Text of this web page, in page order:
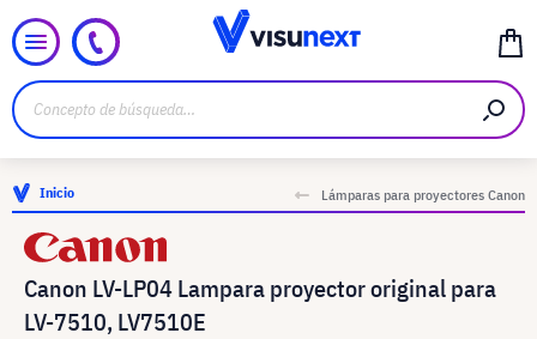
Inicio Lámparas para proyectores Canon
Canon LV-LP04 Lampara proyector original para
LV-7510, LV7510E